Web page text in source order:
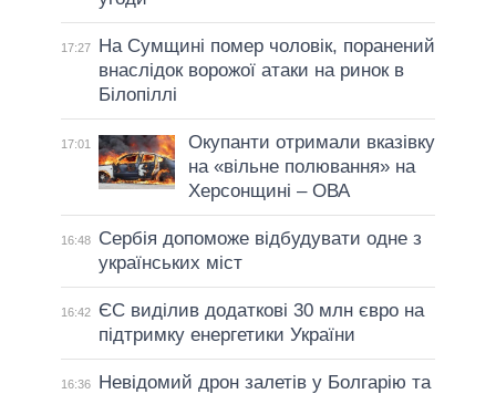
17:27
На Сумщині помер чоловік, поранений
внаслідок ворожої атаки на ринок в
Білопіллі
17:01
Окупанти отримали вказівку
на «вільне полювання» на
Херсонщині – ОВА
16:48
Сербія допоможе відбудувати одне з
українських міст
16:42
ЄС виділив додаткові 30 млн євро на
підтримку енергетики України
16:36
Невідомий дрон залетів у Болгарію та